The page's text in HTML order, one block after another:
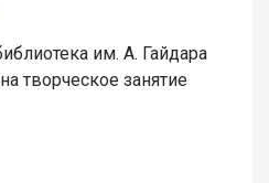
им. А. Гайдара
творческое занятие